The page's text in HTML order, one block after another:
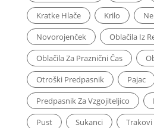
Kratke Hlače
Krilo
Novorojenček
Oblačila Iz
Oblačila Za Praznični Čas
Otroški Predpasnik
Pajac
Predpasnik Za Vzgojiteljico
Pust
Sukanci Trakovi